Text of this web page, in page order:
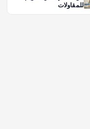
للمقاولات